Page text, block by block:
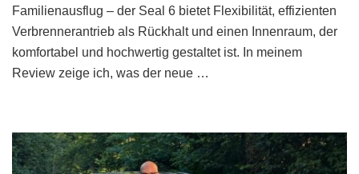
Familienausflug – der Seal 6 bietet Flexibilität, effizienten
Verbrennerantrieb als Rückhalt und einen Innenraum, der
komfortabel und hochwertig gestaltet ist. In meinem
Review zeige ich, was der neue …